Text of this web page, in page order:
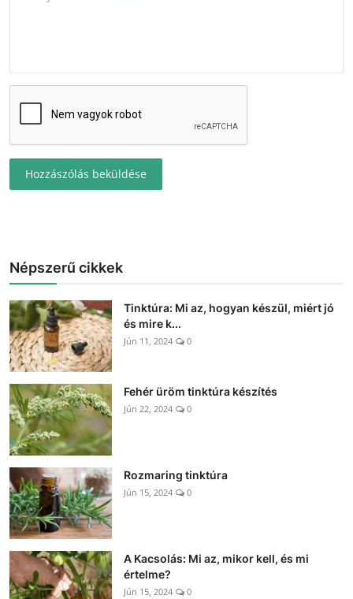
Hozzászólás beküldése
Népszerű cikkek
Tinktúra: Mi az, hogyan készül, miért jó
és mire k...
Jún 11, 2024 0
Fehér üröm tinktúra készítés
Jún 22, 2024 0
Rozmaring tinktúra
Jún 15, 2024 0
A Kacsolás: Mi az, mikor kell, és mi
értelme?
Jún 15, 2024 0